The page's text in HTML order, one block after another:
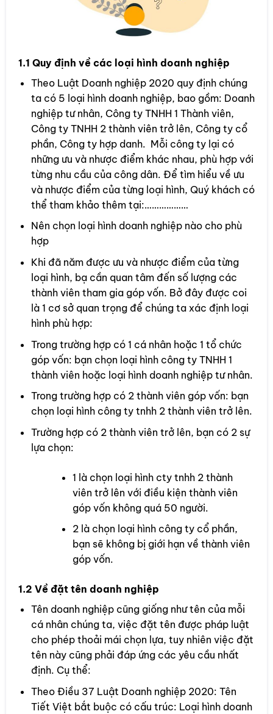
1.1 Quy định về các loại hình doanh nghiệp
Theo Luật Doanh nghiệp 2020 quy định chúng
ta có 5 loại hình doanh nghiệp, bao gồm: Doanh
nghiệp tư nhân, Công ty TNHH 1 Thành viên,
Công ty TNHH 2 thành viên trở lên, Công ty cổ
phần, Công ty hợp danh. Mỗi công ty lại có
những ưu và nhược điểm khác nhau, phù hợp với
từng nhu cầu của công dân. Để tìm hiểu về ưu
và nhược điểm của từng loại hình, Quý khách có
thể tham khảo thêm tại:………………
Nên chọn loại hình doanh nghiệp nào cho phù
hợp
Khi đã năm được ưu và nhược điểm của từng
loại hình, bạ cần quan tâm đến số lượng các
thành viên tham gia góp vốn. Bở đây được coi
là 1 cơ sở quan trọng để chúng ta xác định loại
hình phù hợp:
Trong trường hợp có 1 cá nhân hoặc 1 tổ chức
góp vốn: bạn chọn loại hình công ty TNHH 1
thành viên hoặc loại hình doanh nghiệp tư nhân.
Trong trường hợp có 2 thành viên góp vốn: bạn
chọn loại hình công ty tnhh 2 thành viên trở lên.
Trường hợp có 2 thành viên trở lên, bạn có 2 sự
lựa chọn:
1 là chọn loại hình cty tnhh 2 thành
viên trở lên với điều kiện thành viên
góp vốn không quá 50 người.
2 là chọn loại hình công ty cổ phần,
bạn sẽ không bị giới hạn về thành viên
góp vốn.
1.2 Về đặt tên doanh nghiệp
Tên doanh nghiệp cũng giống như tên của mỗi
cá nhân chúng ta, việc đặt tên được pháp luật
cho phép thoải mái chọn lựa, tuy nhiên việc đặt
tên này cũng phải đáp ứng các yêu cầu nhất
định. Cụ thể:
Theo Điều 37 Luật Doanh nghiệp 2020: Tên
Tiết Việt bắt buộc có cấu trúc: Loại hình doanh